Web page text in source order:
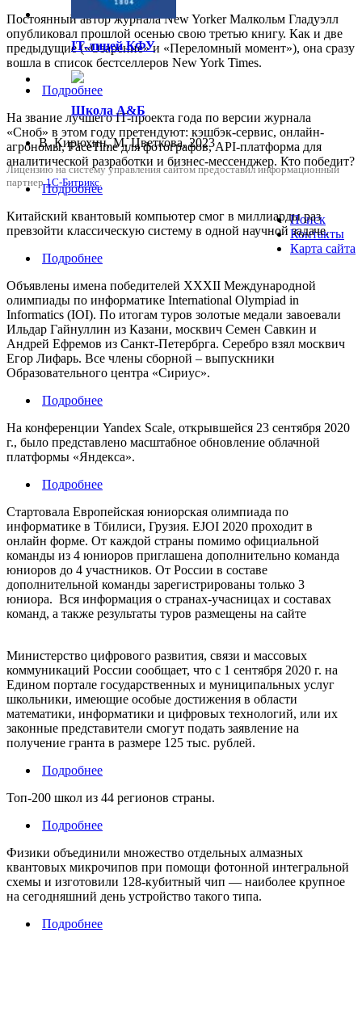
Постоянный автор журнала New Yorker Малкольм Гладуэлл
опубликовал прошлой осенью свою третью книгу. Как и две
предыдущие («Озарение» и «Переломный момент»), она сразу
вошла в список бестселлеров New York Times.
Подробнее
На звание лучшего IT-проекта года по версии журнала
«Сноб» в этом году претендуют: кэшбэк-сервис, онлайн-
агрономы, FaceTime для фотографов, API-платформа для
аналитической разработки и бизнес-мессенджер. Кто победит?
Подробнее
Китайский квантовый компьютер смог в миллиарды раз
превзойти классическую систему в одной научной задаче.
Подробнее
Объявлены имена победителей XXXII Международной
олимпиады по информатике International Olympiad in
Informatics (IOI). По итогам туров золотые медали завоевали
Ильдар Гайнуллин из Казани, москвич Семен Савкин и
Андрей Ефремов из Санкт-Петербрга. Серебро взял москвич
Егор Лифарь. Все члены сборной – выпускники
Образовательного центра «Сириус».
Подробнее
На кон­фе­рен­ции Yandex Scale, от­кры­вшейся 23 сен­тября 2020
г., было представлено масштабное обновление облачной
платформы «Яндекса».
Подробнее
Стартовала Европейская юниорская олимпиада по
информатике в Тбилиси, Грузия. EJOI 2020 проходит в
онлайн форме. От каждой страны помимо официальной
команды из 4 юниоров приглашена дополнительно команда
юниоров до 4 участников. От России в составе
дополнительной команды зарегистрированы только 3
юниора. Вся информация о странах-учасницах и составах
команд, а также результаты туров размещены на сайте
Министерство цифрового развития, связи и массовых
коммуникаций России сообщает, что с 1 сентября 2020 г. на
Едином портале государственных и муниципальных услуг
школьники, имеющие особые достижения в области
математики, информатики и цифровых технологий, или их
законные представители смогут подать заявление на
получение гранта в размере 125 тыс. рублей.
Подробнее
Топ-200 школ из 44 регионов страны.
Подробнее
Физики объединили множество отдельных алмазных
квантовых микрочипов при помощи фотонной интегральной
схемы и изготовили 128-кубитный чип — наиболее крупное
на сегодняшний день устройство такого типа.
Подробнее
IT-лицей КФУ
Школа А&Б
В. Кирюхин, М. Цветкова, 2023
Лицензию на систему управления сайтом предоставил информационный
партнер1С-Битрикс
Поиск
Контакты
Карта сайта